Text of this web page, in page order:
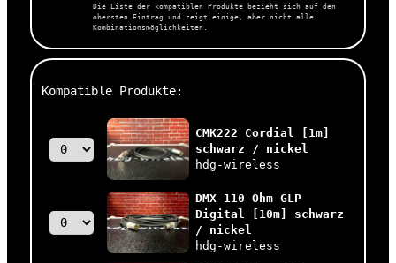
Die Liste der kompatiblen Produkte bezieht sich auf den
obersten Eintrag und zeigt einige, aber nicht alle
Kombinationsmöglichkeiten.
Kompatible Produkte:
CMK222 Cordial [1m]
schwarz / nickel
hdg-wireless
DMX 110 Ohm GLP
Digital [10m] schwarz
/ nickel
hdg-wireless